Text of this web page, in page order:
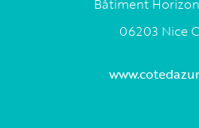
Bâtiment Horizon
06203 Nice